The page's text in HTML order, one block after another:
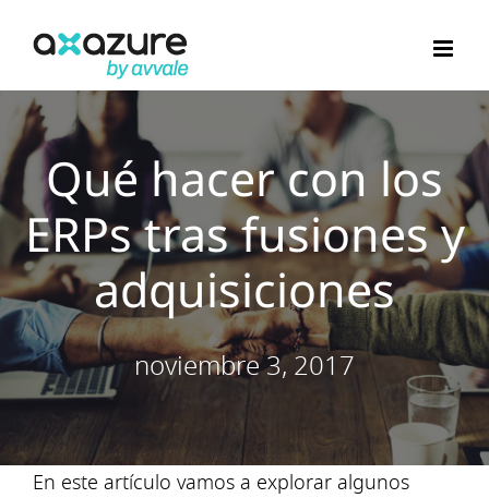
contenido
Qué hacer con los
ERPs tras fusiones y
adquisiciones
noviembre 3, 2017
En este artículo vamos a explorar algunos